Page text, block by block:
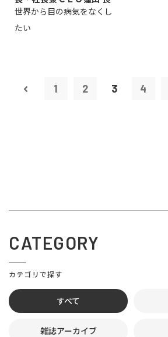
世界から目の病気をなくし
たい
1 2 3 4
CATEGORY
カテゴリで探す
すべて
雑誌アーカイブ